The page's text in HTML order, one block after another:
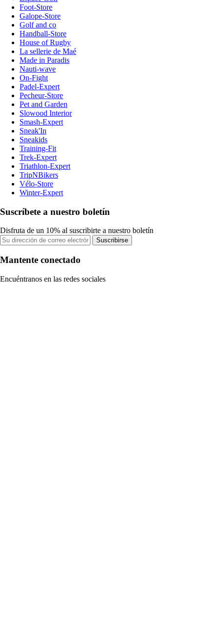
Foot-Store
Galope-Store
Golf and co
Handball-Store
House of Rugby
La sellerie de Maé
Made in Paradis
Nauti-wave
On-Fight
Padel-Expert
Pecheur-Store
Pet and Garden
Slowood Interior
Smash-Expert
Sneak'In
Sneakids
Training-Fit
Trek-Expert
Triathlon-Expert
TripNBikers
Vélo-Store
Winter-Expert
Suscríbete a nuestro boletín
Disfruta de un 10% al suscribirte a nuestro boletín
Suscribirse
Mantente conectado
Encuéntranos en las redes sociales